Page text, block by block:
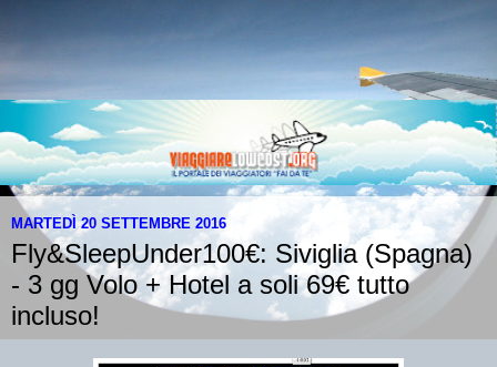
MARTEDÌ 20 SETTEMBRE 2016
Fly&SleepUnder100€: Siviglia (Spagna)
- 3 gg Volo + Hotel a soli 69€ tutto
incluso!